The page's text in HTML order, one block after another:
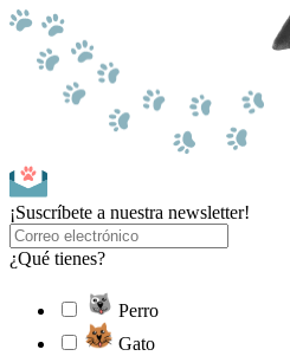
¡Suscríbete a nuestra newsletter!
¿Qué tienes?
Perro
Gato